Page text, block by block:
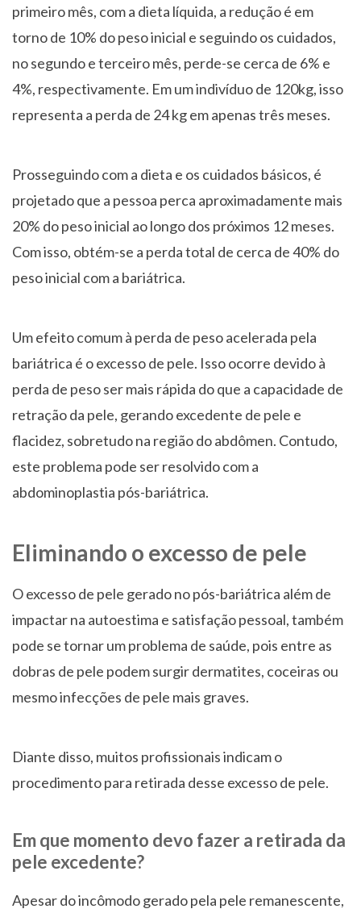
primeiro mês, com a dieta líquida, a redução é em
torno de 10% do peso inicial e seguindo os cuidados,
no segundo e terceiro mês, perde-se cerca de 6% e
4%, respectivamente. Em um indivíduo de 120kg, isso
representa a perda de 24 kg em apenas três meses.
Prosseguindo com a dieta e os cuidados básicos, é
projetado que a pessoa perca aproximadamente mais
20% do peso inicial ao longo dos próximos 12 meses.
Com isso, obtém-se a perda total de cerca de 40% do
peso inicial com a bariátrica.
Um efeito comum à perda de peso acelerada pela
bariátrica é o excesso de pele. Isso ocorre devido à
perda de peso ser mais rápida do que a capacidade de
retração da pele, gerando excedente de pele e
flacidez, sobretudo na região do abdômen. Contudo,
este problema pode ser resolvido com a
abdominoplastia pós-bariátrica.
Eliminando o excesso de pele
O excesso de pele gerado no pós-bariátrica além de
impactar na autoestima e satisfação pessoal, também
pode se tornar um problema de saúde, pois entre as
dobras de pele podem surgir dermatites, coceiras ou
mesmo infecções de pele mais graves.
Diante disso, muitos profissionais indicam o
procedimento para retirada desse excesso de pele.
Em que momento devo fazer a retirada da
pele excedente?
Apesar do incômodo gerado pela pele remanescente,